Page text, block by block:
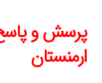
پرسش و
ارمنستان